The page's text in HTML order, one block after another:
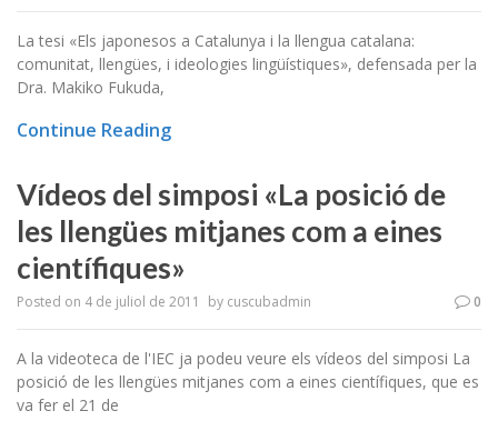
La tesi «Els japonesos a Catalunya i la llengua catalana:
comunitat, llengües, i ideologies lingüístiques», defensada per la
Dra. Makiko Fukuda,
Continue Reading
Vídeos del simposi «La posició de
les llengües mitjanes com a eines
científiques»
Posted on 4 de juliol de 2011 by cuscubadmin 0
A la videoteca de l'IEC ja podeu veure els vídeos del simposi La
posició de les llengües mitjanes com a eines científiques, que es
va fer el 21 de